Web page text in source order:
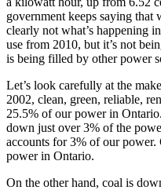
government keeps saying that
clearly not what’s happening
use from 2010, but it’s not
is being filled by other power
Let’s look carefully at the
2002, clean, green, reliable,
25.5% of our power in
down just over 3% of the
accounts for 3% of our
power in Ontario.
On the other hand, coal is